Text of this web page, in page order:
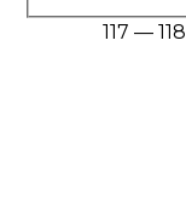
117 —118